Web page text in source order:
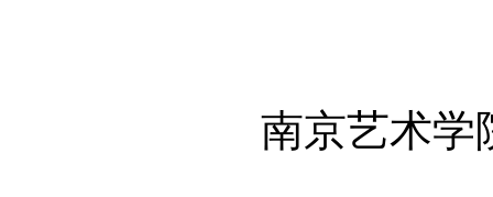
南京艺术学